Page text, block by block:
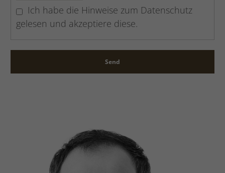
Ich habe die Hinweise zum Datenschutz
gelesen und akzeptiere diese.
Send